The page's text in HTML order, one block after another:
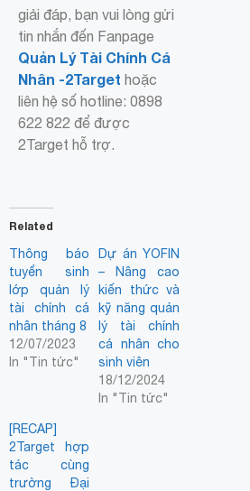
giải đáp, bạn vui lòng gửi
tin nhắn đến Fanpage
Quản Lý Tài Chính Cá
Nhân -2Target hoặc
liên hệ số hotline: 0898
622 822 để được
2Target hỗ trợ.
Related
Thông báo
tuyển sinh
lớp quản lý
tài chính cá
nhân tháng 8
12/07/2023
In "Tin tức"
Dự án YOFIN
– Nâng cao
kiến thức và
kỹ năng quản
lý tài chính
cá nhân cho
sinh viên
18/12/2024
In "Tin tức"
[RECAP]
2Target hợp
tác cùng
trường Đại